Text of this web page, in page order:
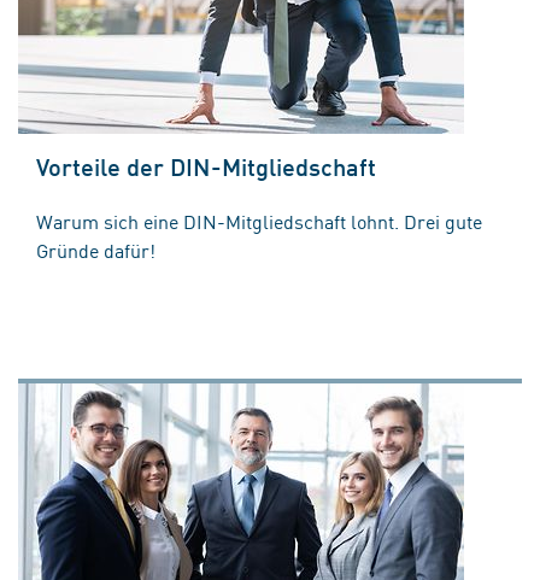
Vorteile der DIN-Mitgliedschaft
Warum sich eine DIN-Mitgliedschaft lohnt. Drei gute
Gründe dafür!